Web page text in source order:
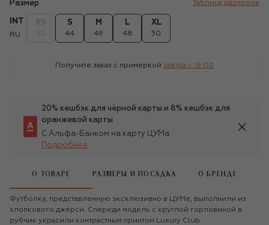
Размер Таблица размеров
INT
RU
S
44
M
46
L
48
XL
50
Получите заказ с примеркой завтра c 19:00
20% кешбэк для чёрной карты и 8% кешбэк для
оранжевой карты
С Альфа-Банком на карту ЦУМа
Подробнее
О ТОВАРЕ РАЗМЕРЫ И ПОСАДКА О БРЕНДЕ
Футболку, представленную эксклюзивно в ЦУМе, выполнили из
хлопкового джерси. Спереди модель с круглой горловиной в
рубчик украсили контрастным принтом Luxury Club.